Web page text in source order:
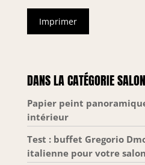
et
【
Imprimer
DANS LA CATÉGORIE SALON
Papier peint
intérieur
Test : buffet Gregorio
italienne pour votre salon